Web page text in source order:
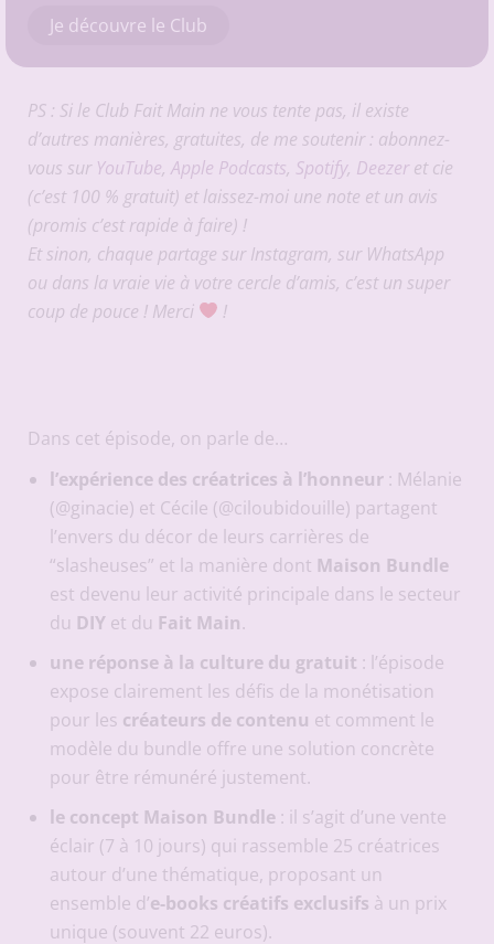
Je découvre le Club
PS : Si le Club Fait Main ne vous tente pas, il existe
d’autres manières, gratuites, de me soutenir : abonnez-
vous sur YouTube, Apple Podcasts, Spotify, Deezeret cie
(c’est 100 % gratuit) et laissez-moi une note et un avis
(promis c’est rapide à faire) !
Et sinon, chaque partage sur Instagram, sur WhatsApp
ou dans la vraie vie à votre cercle d’amis, c’est un super
coup de pouce ! Merci
!
Dans cet épisode, on parle de…
l’expérience des créatrices à l’honneur: Mélanie
(@ginacie) et Cécile (@ciloubidouille) partagent
l’envers du décor de leurs carrières de
“slasheuses” et la manière dont Maison Bundle
est devenu leur activité principale dans le secteur
du DIY et du Fait Main.
une réponse à la culture du gratuit : l’épisode
expose clairement les défis de la monétisation
pour les créateurs de contenu et comment le
modèle du bundle offre une solution concrète
pour être rémunéré justement.
le concept Maison Bundle: il s’agit d’une vente
éclair (7 à 10 jours) qui rassemble 25 créatrices
autour d’une thématique, proposant un
ensemble d’e-books créatifs exclusifs à un prix
unique (souvent 22 euros).